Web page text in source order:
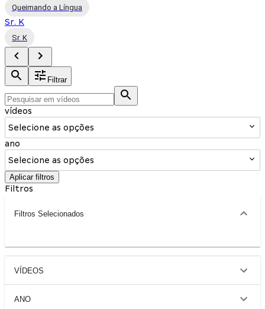
Queimando a Língua
Sr. K
Sr. K
Filtrar
vídeos
Selecione as opções
ano
Selecione as opções
Aplicar filtros
Filtros
Filtros Selecionados
VÍDEOS
ANO